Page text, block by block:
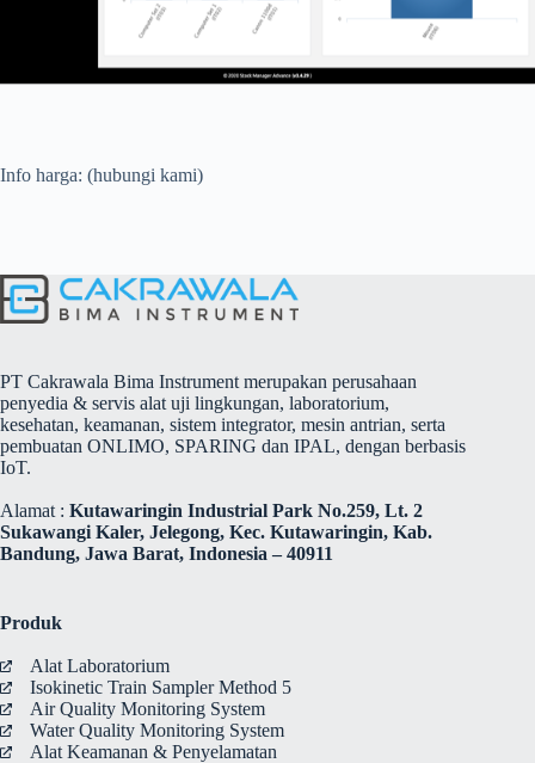
Info harga: (hubungi kami)
PT Cakrawala Bima Instrument merupakan perusahaan
penyedia & servis alat uji lingkungan, laboratorium,
kesehatan, keamanan, sistem integrator, mesin antrian, serta
pembuatan ONLIMO, SPARING dan IPAL, dengan berbasis
IoT.
Alamat : Kutawaringin Industrial Park No.259, Lt. 2
Sukawangi Kaler, Jelegong, Kec. Kutawaringin, Kab.
Bandung, Jawa Barat, Indonesia – 40911
Produk
Alat Laboratorium
Isokinetic Train Sampler Method 5
Air Quality Monitoring System
Water Quality Monitoring System
Alat Keamanan & Penyelamatan